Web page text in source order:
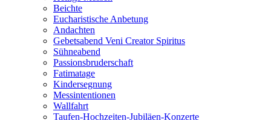
Beichte
Eucharistische Anbetung
Andachten
Gebetsabend Veni Creator Spiritus
Sühneabend
Passionsbruderschaft
Fatimatage
Kindersegnung
Messintentionen
Wallfahrt
Taufen-Hochzeiten-Jubiläen-Konzerte